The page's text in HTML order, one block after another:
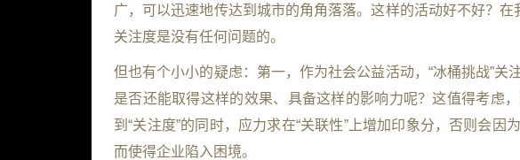
广，可以迅速地传达到城市的角角落落。这样的活动好不好？在
关注度是没有任何问题的。
但也有个小小的疑虑：第一，作为社会公益活动，“冰桶挑战”关
是否还能取得这样的效果、具备这样的影响力呢？这值得考虑
到“关注度”的同时，应力求在“关联性”上增加印象分，否则会
而使得企业陷入困境。